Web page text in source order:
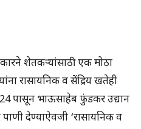
शेतकऱ्यांसाठी एक मोठा
रासायनिक व सेंद्रिय खतेही
पासून भाऊसाहेब फुंडकर उद्यान
देण्याऐवजी ‘रासायनिक व